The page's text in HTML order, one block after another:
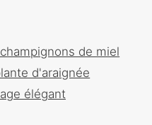
de miel
d'araignée
élégant